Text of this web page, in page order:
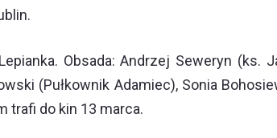
Obsada: Andrzej Seweryn (ks.
(Pułkownik Adamiec), Sonia
trafi do kin 13 marca.